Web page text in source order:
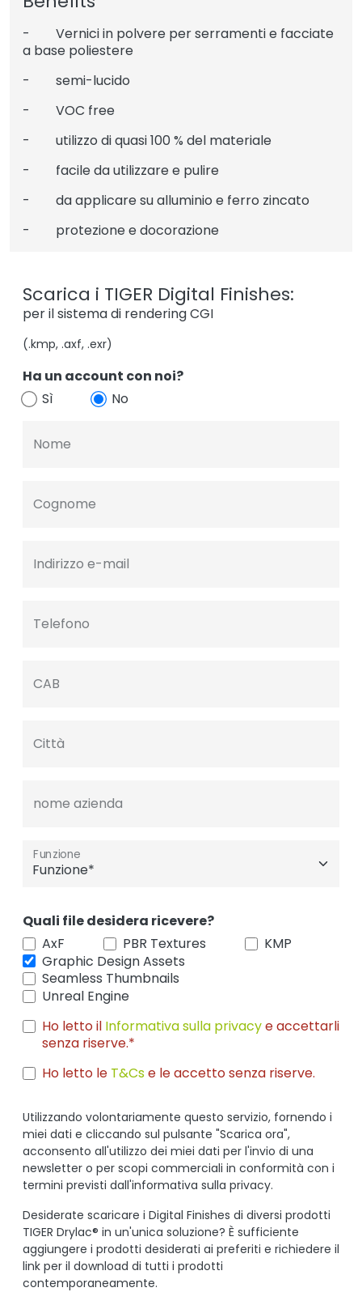
- Vernici in polvere per serramenti e facciate
a base poliestere
- semi-lucido
- VOC free
- utilizzo di quasi 100 % del materiale
- facile da utilizzare e pulire
- da applicare su alluminio e ferro zincato
- protezione e docorazione
Scarica i TIGER Digital Finishes:
per il sistema di rendering CGI
(.kmp, .axf, .exr)
Ha un account con noi?
Sì
No
Nome
Cognome
Indirizzo e-mail
Telefono
CAB
Città
nome azienda
Funzione
Quali file desidera ricevere?
AxF
PBR Textures
KMP
Graphic Design Assets
Seamless Thumbnails
Unreal Engine
Ho letto il Informativa sulla privacye accettarli
senza riserve.*
Ho letto le T&Cse le accetto senza riserve.
Utilizzando volontariamente questo servizio, fornendo i
miei dati e cliccando sul pulsante "Scarica ora",
acconsento all'utilizzo dei miei dati per l'invio di una
newsletter o per scopi commerciali in conformità con i
termini previsti dall'informativa sulla privacy.
Desiderate scaricare i Digital Finishes di diversi prodotti
TIGER Drylac® in un'unica soluzione? È sufficiente
aggiungere i prodotti desiderati ai preferiti e richiedere il
link per il download di tutti i prodotti
contemporaneamente.